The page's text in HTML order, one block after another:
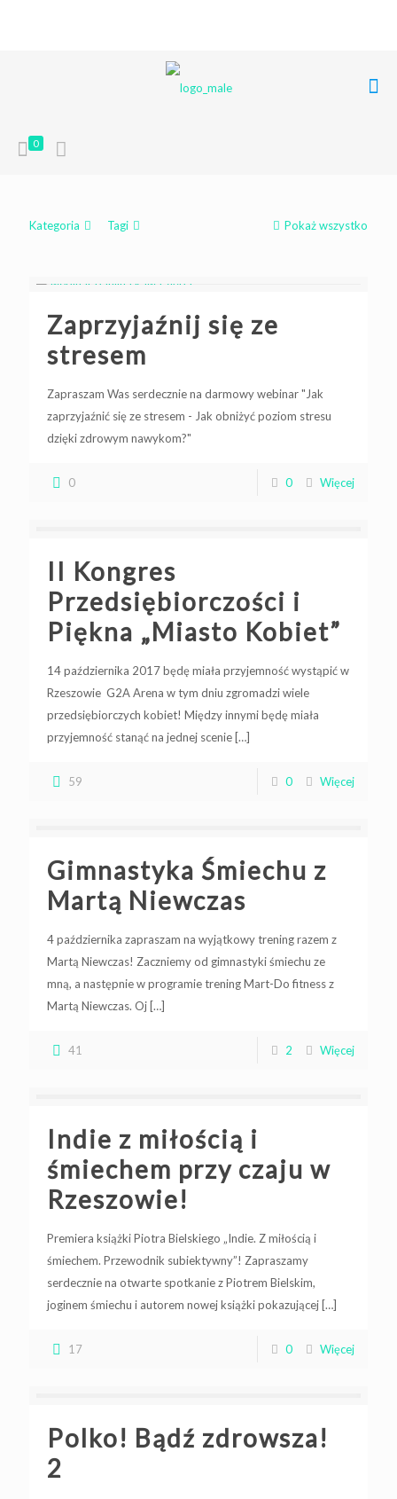
0
Kategoria Tagi Pokaż wszystko
Zaprzyjaźnij się ze
stresem
Zapraszam Was serdecznie na darmowy webinar "Jak
zaprzyjaźnić się ze stresem - Jak obniżyć poziom stresu
dzięki zdrowym nawykom?"
0 0 Więcej
II Kongres
Przedsiębiorczości i
Piękna „Miasto Kobiet”
14 października 2017 będę miała przyjemność wystąpić w
Rzeszowie G2A Arena w tym dniu zgromadzi wiele
przedsiębiorczych kobiet! Między innymi będę miała
przyjemność stanąć na jednej scenie […]
59 0 Więcej
Gimnastyka Śmiechu z
Martą Niewczas
4 października zapraszam na wyjątkowy trening razem z
Martą Niewczas! Zaczniemy od gimnastyki śmiechu ze
mną, a następnie w programie trening Mart-Do fitness z
Martą Niewczas. Oj […]
41 2 Więcej
Indie z miłością i
śmiechem przy czaju w
Rzeszowie!
Premiera książki Piotra Bielskiego „Indie. Z miłością i
śmiechem. Przewodnik subiektywny”! Zapraszamy
serdecznie na otwarte spotkanie z Piotrem Bielskim,
joginem śmiechu i autorem nowej książki pokazującej […]
17 0 Więcej
Polko! Bądź zdrowsza!
2